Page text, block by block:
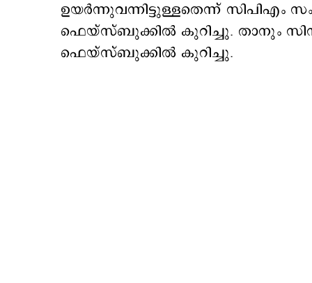
ഉയർന്നുവന്നിട്ടുള്ളതെന്ന് സിപിഎം
ഫെയ്സ്ബുക്കിൽ കുറിച്ചു. താനും
ഫെയ്സ്ബുക്കിൽ കുറിച്ചു.